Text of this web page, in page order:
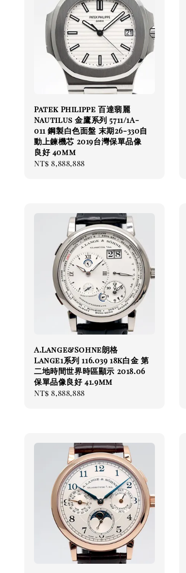
Patek Philippe 百達翡麗
Nautilus 金鷹系列 5711/1A-
011 鋼製白色面盤 末期26-330自
動上鍊機芯 2019台灣保單品像
良好 40mm
Regular
NT$ 8,888,888
A.Lange&Sohne朗格
Lange1系列 116.039 18k白金 第
二地時間世界時區顯示 2018.06
保單品像良好 41.9mm
Regular
NT$ 8,888,888